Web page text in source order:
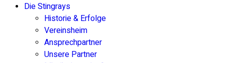
Die Stingrays
Historie & Erfolge
Vereinsheim
Ansprechpartner
Unsere Partner